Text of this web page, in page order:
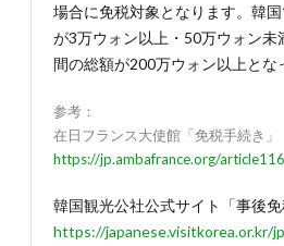
場合に免税対象となります。韓
が3万ウォン以上・50万ウォン未
間の総額が200万ウォン以上とな
参考：
在日フランス大使館「免税手続き」
https://jp.ambafrance.org/
韓国観光公社公式サイト「事後免
https://japanese.visitkorea.or.kr/